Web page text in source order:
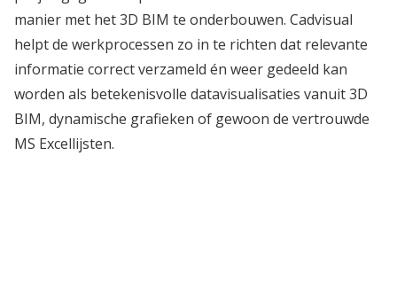
manier met het 3D BIM te onderbouwen. Cadvisual
helpt de werkprocessen zo in te richten dat relevante
informatie correct verzameld én weer gedeeld kan
worden als betekenisvolle datavisualisaties vanuit 3D
BIM, dynamische grafieken of gewoon de vertrouwde
MS Excellijsten.